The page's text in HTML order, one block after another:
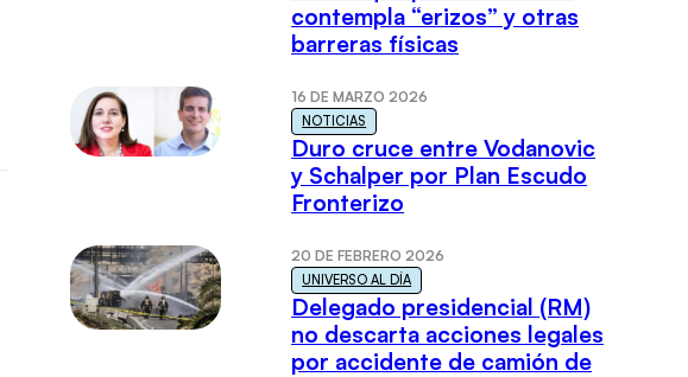
contempla “erizos” y otras
barreras físicas
16 DE MARZO 2026
NOTICIAS
Duro cruce entre Vodanovic
y Schalper por Plan Escudo
Fronterizo
20 DE FEBRERO 2026
UNIVERSO AL DÍA
Delegado presidencial (RM)
no descarta acciones legales
por accidente de camión de